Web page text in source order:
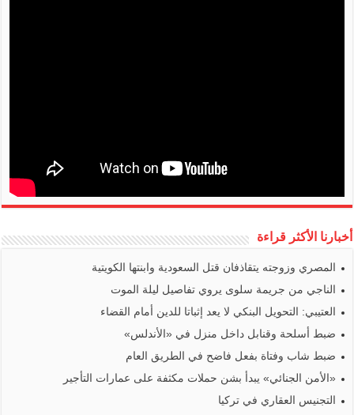
أخبارنا الأكثر قراءة
المصري وزوجته يتقاذفان قتل السعودية وابنتها الكويتية
الناجي من جريمة سلوى يروي تفاصيل ليلة الموت
العتيبي: التحويل البنكي لا يعد إثباتا للدين أمام القضاء
ضبط أسلحة وقنابل داخل منزل في «الأندلس»
ضبط شاب وفتاة بفعل فاضح في الطريق العام
«الأمن الجنائي» يبدأ بشن حملات مكثفة على عمارات التأجير
التجنيس العقاري في تركيا